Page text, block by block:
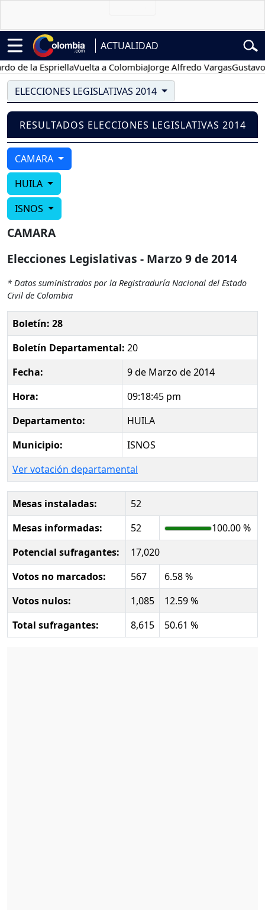
ACTUALIDAD
de la EspriellaVuelta a ColombiaJorge Alfredo VargasGustavo
ELECCIONES LEGISLATIVAS 2014
RESULTADOS ELECCIONES LEGISLATIVAS 2014
CAMARA
HUILA
ISNOS
CAMARA
Elecciones Legislativas - Marzo 9 de 2014
* Datos suministrados por la Registraduría Nacional del Estado
Civil de Colombia
Boletín: 28
Boletín Departamental: 20
Fecha:
9 de Marzo de 2014
Hora:
09:18:45 pm
Departamento:
HUILA
Municipio:
ISNOS
Ver votación departamental
Mesas instaladas:
52
Mesas informadas:
52
100.00 %
Potencial sufragantes:
17,020
Votos no marcados:
567
6.58 %
Votos nulos:
1,085
12.59 %
Total sufragantes:
8,615 50.61 %